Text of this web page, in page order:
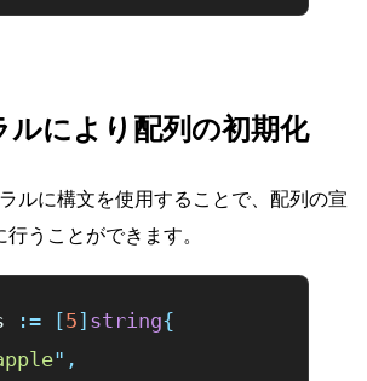
ルにより配列の初期化
ルに構文を使用することで、配列の宣
うことができます。
:= [5] string{
" ,